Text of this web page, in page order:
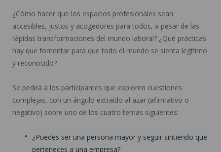
¿Cómo hacer que los espacios profesionales sean
accesibles, justos y acogedores para todos, a pesar de las
rápidas transformaciones del mundo laboral? ¿Qué prácticas
hay que fomentar para que todo el mundo se sienta legítimo
y reconocido?
Se pedirá a los participantes que exploren cuestiones
complejas, con un ángulo extraído al azar (afirmativo o
negativo) sobre uno de los cuatro temas siguientes:
¿Puedes ser una persona mayor y seguir sintiendo que
perteneces a una empresa?